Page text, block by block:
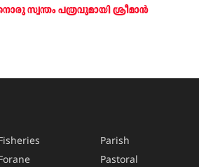
സ്വന്തം പത്രവുമായി ശ്രീമാന്‍
Parish
Pastoral